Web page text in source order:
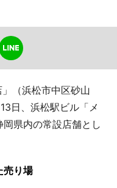
（浜松市中区砂山
日、浜松駅ビル「メ
県内の常設店舗とし
売り場